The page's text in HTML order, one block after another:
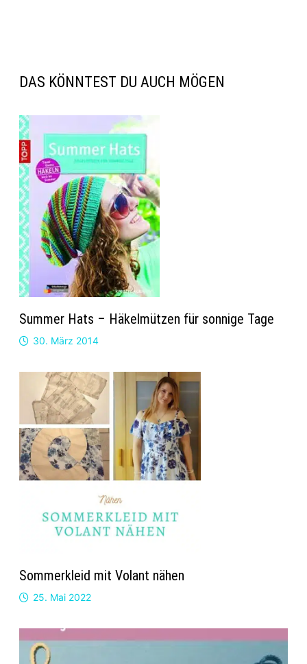
DAS KÖNNTEST DU AUCH MÖGEN
Summer Hats – Häkelmützen für sonnige Tage
30. März 2014
Sommerkleid mit Volant nähen
25. Mai 2022